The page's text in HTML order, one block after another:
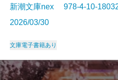
新潮文庫nex 978-4-10-
2026/03/30
文庫電子書籍あり